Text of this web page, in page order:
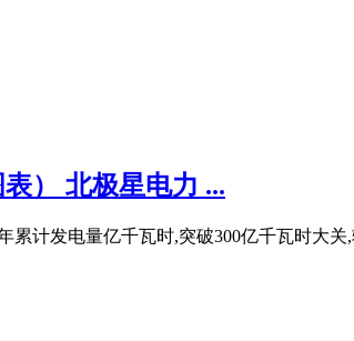
） 北极星电力 ...
计发电量亿千瓦时,突破300亿千瓦时大